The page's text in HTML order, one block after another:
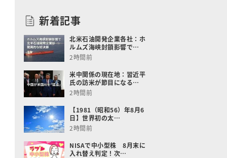
新着記事
北米石油開発企業各社：ホ
ルムズ海峡封鎖影響で…
2時間前
米中関係の現在地：習近平
氏の訪米が節目になる…
2時間前
【1981（昭和56）年8月6
日】世界初の太…
2時間前
NISAで中小型株 8月末に
入れ替え判定！次…